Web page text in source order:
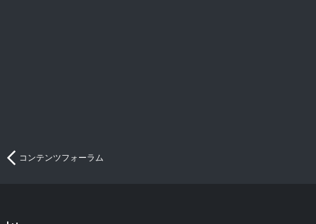
コンテンツフォーラム